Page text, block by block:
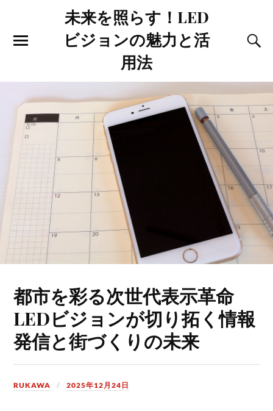
未来を照らす！LED
ビジョンの魅力と活
用法
都市を彩る次世代表示革命
LEDビジョンが切り拓く情報
発信と街づくりの未来
RUKAWA 2025年12月24日